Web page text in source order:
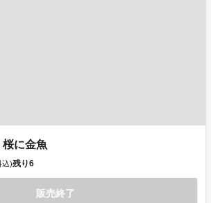
に金魚
込)残り6
販売終了